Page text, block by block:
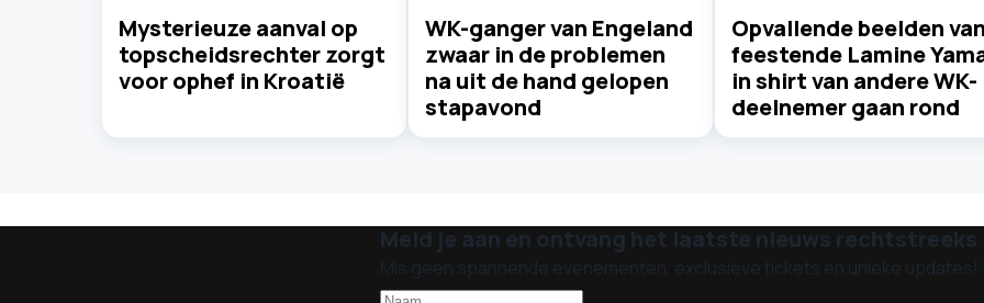
Mysterieuze aanval op
topscheidsrechter zorgt
voor ophef in Kroatië
WK-ganger van Engeland
zwaar in de problemen
na uit de hand gelopen
stapavond
Opvallende beelden
feestende Lamine
in shirt van andere WK-
deelnemer gaan rond
Meld je aan en ontvang het laatste nieuws rechtstreeks
Mis geen spannende evenementen, exclusieve tickets en unieke updates!